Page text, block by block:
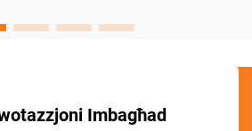
Imbagħad